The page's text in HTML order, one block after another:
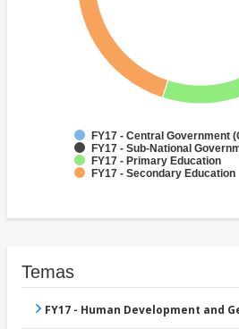
FY17 - Central Government
FY17 - Sub-National
FY17 - Primary Education
FY17 - Secondary Education
Temas
FY17 - Human Development and